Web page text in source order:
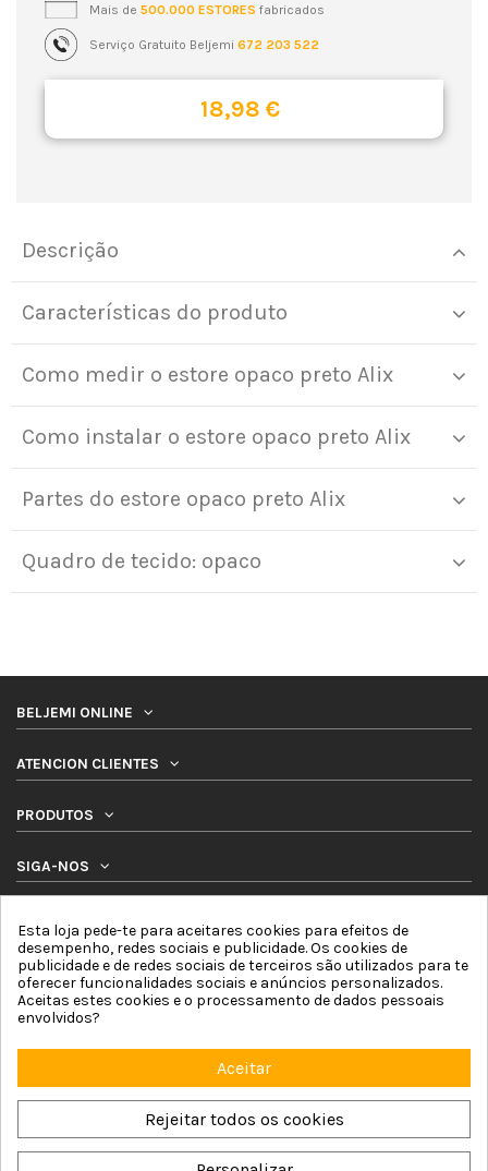
Mais de 500.000 ESTORES fabricados
Serviço Gratuito Beljemi 672 203 522
18,98 €
Estore opaco preto sem cassete manual ALIX
Descrição
Características do produto
Como medir o estore opaco preto Alix
Como instalar o estore opaco preto Alix
Partes do estore opaco preto Alix
Quadro de tecido: opaco
BELJEMI ONLINE
ATENCION CLIENTES
PRODUTOS
SIGA-NOS
Beljemi Online © 2026 by Online Network For4 Commerce, S.L. |
|Política de Cookies|Política de privacidade|Termos e condicoes|Mapa
do site
Esta loja pede-te para aceitares cookies para efeitos de
desempenho, redes sociais e publicidade. Os cookies de
publicidade e de redes sociais de terceiros são utilizados para te
oferecer funcionalidades sociais e anúncios personalizados.
Aceitas estes cookies e o processamento de dados pessoais
envolvidos?
Aceitar
Rejeitar todos os cookies